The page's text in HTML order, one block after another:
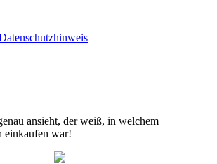
ansieht, der weiß, in welchem
einkaufen war!